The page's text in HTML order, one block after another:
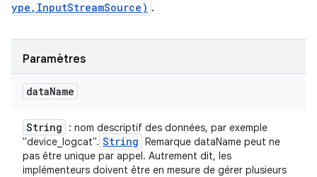
ype,InputStreamSource) .
Paramètres
dataName
String
: nom descriptif des données, par exemple
"device_logcat". String Remarque dataName peut ne
pas être unique par appel. Autrement dit, les
implémenteurs doivent être en mesure de gérer plusieurs